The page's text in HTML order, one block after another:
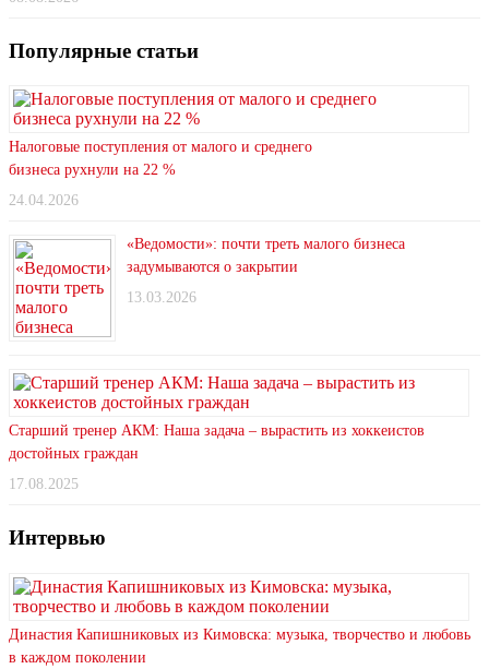
Популярные статьи
Налоговые поступления от малого и среднего
бизнеса рухнули на 22 %
24.04.2026
«Ведомости»: почти треть малого бизнеса
задумываются о закрытии
13.03.2026
Старший тренер АКМ: Наша задача – вырастить из хоккеистов
достойных граждан
17.08.2025
Интервью
Династия Капишниковых из Кимовска: музыка, творчество и любовь
в каждом поколении